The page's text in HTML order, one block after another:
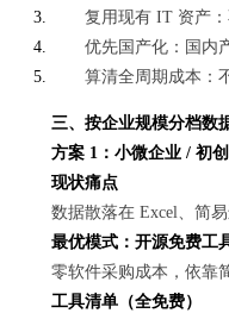
复用现有 IT 资产
优先国产化：国内
算清全周期成本：
三、按企业规模分档数
方案 1：小微企业 / 初
现状痛点
数据散落在 Excel、简
最优模式：开源免费工
零软件采购成本，依靠
工具清单（全免费）